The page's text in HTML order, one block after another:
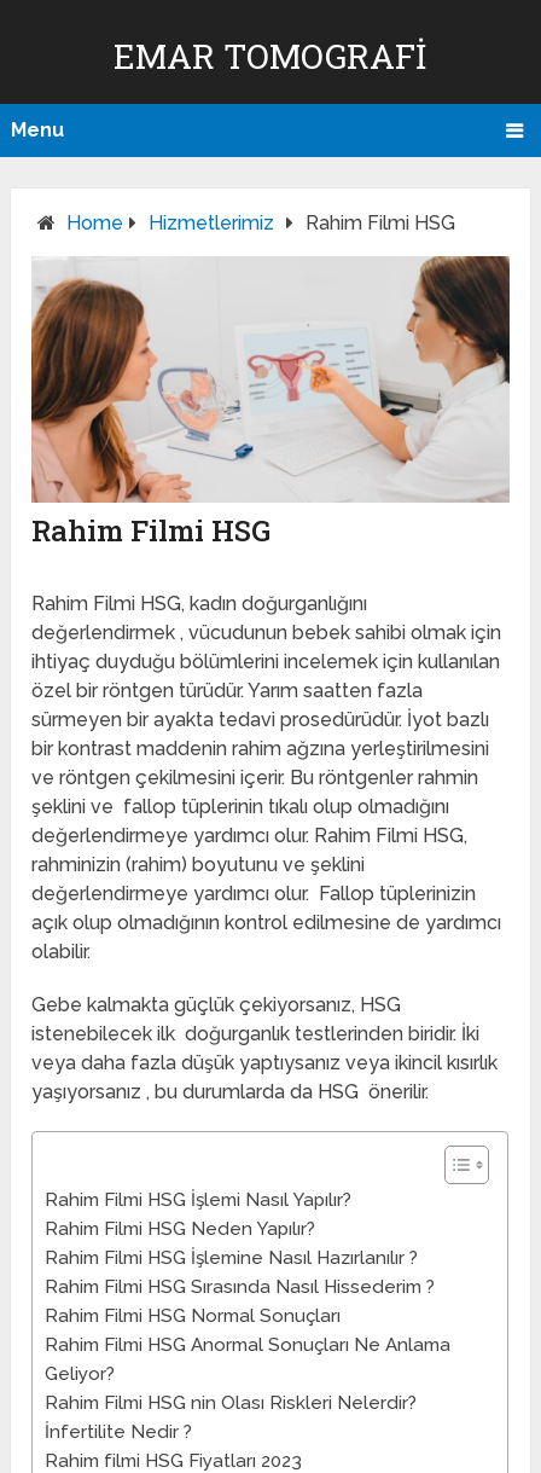
EMAR TOMOGRAFI
Menu
Home Hizmetlerimiz Rahim Filmi HSG
Rahim Filmi HSG
Rahim Filmi HSG, kadın doğurganlığını
değerlendirmek , vücudunun bebek sahibi olmak için
ihtiyaç duyduğu bölümlerini incelemek için kullanılan
özel bir röntgen türüdür. Yarım saatten fazla
sürmeyen bir ayakta tedavi prosedürüdür. İyot bazlı
bir kontrast maddenin rahim ağzına yerleştirilmesini
ve röntgen çekilmesini içerir. Bu röntgenler rahmin
şeklini ve fallop tüplerinin tıkalı olup olmadığını
değerlendirmeye yardımcı olur. Rahim Filmi HSG,
rahminizin (rahim) boyutunu ve şeklini
değerlendirmeye yardımcı olur. Fallop tüplerinizin
açık olup olmadığının kontrol edilmesine de yardımcı
olabilir.
Gebe kalmakta güçlük çekiyorsanız, HSG
istenebilecek ilk doğurganlık testlerinden biridir. İki
veya daha fazla düşük yaptıysanız veya ikincil kısırlık
yaşıyorsanız , bu durumlarda da HSG önerilir.
Rahim Filmi HSG İşlemi Nasıl Yapılır?
Rahim Filmi HSG Neden Yapılır?
Rahim Filmi HSG İşlemine Nasıl Hazırlanılır ?
Rahim Filmi HSG Sırasında Nasıl Hissederim ?
Rahim Filmi HSG Normal Sonuçları
Rahim Filmi HSG Anormal Sonuçları Ne Anlama
Geliyor?
Rahim Filmi HSG nin Olası Riskleri Nelerdir?
İnfertilite Nedir ?
Rahim filmi HSG Fiyatları 2023